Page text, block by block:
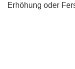
Erhöhung oder